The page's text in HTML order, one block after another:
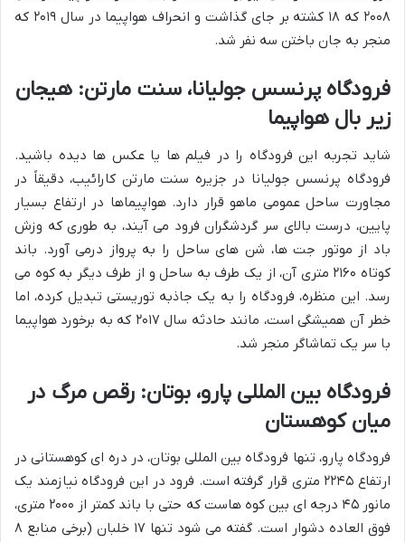
۲۰۰۸ که ۱۸ کشته بر جای گذاشت و انحراف هواپیما در سال ۲۰۱۹ که
منجر به جان باختن سه نفر شد.
فرودگاه پرنسس جولیانا، سنت مارتن: هیجان
زیر بال هواپیما
شاید تجربه این فرودگاه را در فیلم ها یا عکس ها دیده باشید.
فرودگاه پرنسس جولیانا در جزیره سنت مارتن کارائیب، دقیقاً در
مجاورت ساحل عمومی ماهو قرار دارد. هواپیماها در ارتفاع بسیار
پایین، درست بالای سر گردشگران فرود می آیند، به طوری که وزش
باد از موتور جت ها، شن های ساحل را به پرواز درمی آورد. باند
کوتاه ۲۱۶۰ متری آن، از یک طرف به ساحل و از طرف دیگر به کوه می
رسد. این منظره، فرودگاه را به یک جاذبه توریستی تبدیل کرده، اما
خطر آن همیشگی است، مانند حادثه سال ۲۰۱۷ که به برخورد هواپیما
با سر یک تماشاگر منجر شد.
فرودگاه بین المللی پارو، بوتان: رقص مرگ در
میان کوهستان
فرودگاه پارو، تنها فرودگاه بین المللی بوتان، در دره ای کوهستانی در
ارتفاع ۲۲۴۵ متری قرار گرفته است. فرود در این فرودگاه نیازمند یک
مانور ۴۵ درجه ای بین کوه هاست که حتی با باند کمتر از ۲۰۰۰ متری،
فوق العاده دشوار است. گفته می شود تنها ۱۷ خلبان (برخی منابع ۸